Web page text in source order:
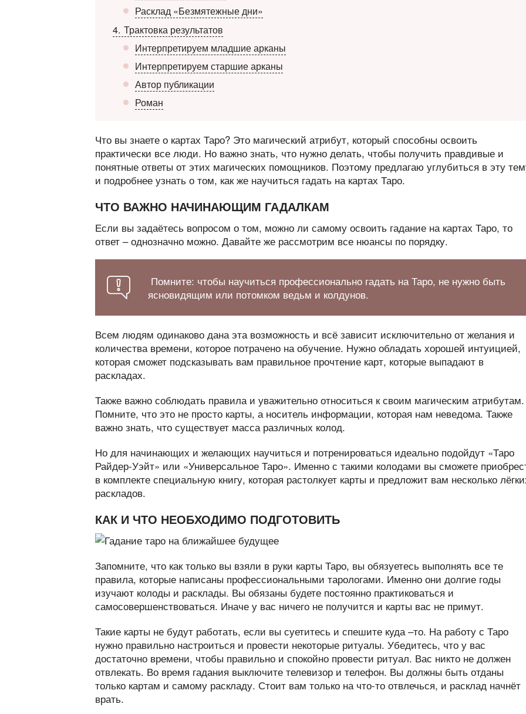
Расклад «Безмятежные дни»
4 Трактовка результатов
Интерпретируем младшие арканы
Интерпретируем старшие арканы
Автор публикации
Роман
Что вы знаете о картах Таро? Это магический атрибут, который способны освоить
практически все люди. Но важно знать, что нужно делать, чтобы получить правдивые и
понятные ответы от этих магических помощников. Поэтому предлагаю углубиться в эту
и подробнее узнать о том, как же научиться гадать на картах Таро.
ЧТО ВАЖНО НАЧИНАЮЩИМ ГАДАЛКАМ
Если вы задаётесь вопросом о том, можно ли самому освоить гадание на картах Таро, то
ответ – однозначно можно. Давайте же рассмотрим все нюансы по порядку.
Помните: чтобы научиться профессионально гадать на Таро, не нужно быть
ясновидящим или потомком ведьм и колдунов.
Всем людям одинаково дана эта возможность и всё зависит исключительно от желания и
количества времени, которое потрачено на обучение. Нужно обладать хорошей интуицией,
которая сможет подсказывать вам правильное прочтение карт, которые выпадают в
раскладах.
Также важно соблюдать правила и уважительно относиться к своим магическим атрибутам.
Помните, что это не просто карты, а носитель информации, которая нам неведома. Также
важно знать, что существует масса различных колод.
Но для начинающих и желающих научиться и потренироваться идеально подойдут «Таро
Райдер-Уэйт» или «Универсальное Таро». Именно с такими колодами вы сможете
в комплекте специальную книгу, которая растолкует карты и предложит вам несколько
раскладов.
КАК И ЧТО НЕОБХОДИМО ПОДГОТОВИТЬ
Запомните, что как только вы взяли в руки карты Таро, вы обязуетесь выполнять все те
правила, которые написаны профессиональными тарологами. Именно они долгие годы
изучают колоды и расклады. Вы обязаны будете постоянно практиковаться и
самосовершенствоваться. Иначе у вас ничего не получится и карты вас не примут.
Такие карты не будут работать, если вы суетитесь и спешите куда –то. На работу с Таро
нужно правильно настроиться и провести некоторые ритуалы. Убедитесь, что у вас
достаточно времени, чтобы правильно и спокойно провести ритуал. Вас никто не должен
отвлекать. Во время гадания выключите телевизор и телефон. Вы должны быть отданы
только картам и самому раскладу. Стоит вам только на что-то отвлечься, и расклад начнёт
врать.